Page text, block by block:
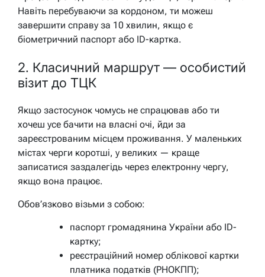
Навіть перебуваючи за кордоном, ти можеш
завершити справу за 10 хвилин, якщо є
біометричний паспорт або ID-картка.
2. Класичний маршрут — особистий
візит до ТЦК
Якщо застосунок чомусь не спрацював або ти
хочеш усе бачити на власні очі, йди за
зареєстрованим місцем проживання. У маленьких
містах черги коротші, у великих — краще
записатися заздалегідь через електронну чергу,
якщо вона працює.
Обов’язково візьми з собою:
паспорт громадянина України або ID-
картку;
реєстраційний номер облікової картки
платника податків (РНОКПП);